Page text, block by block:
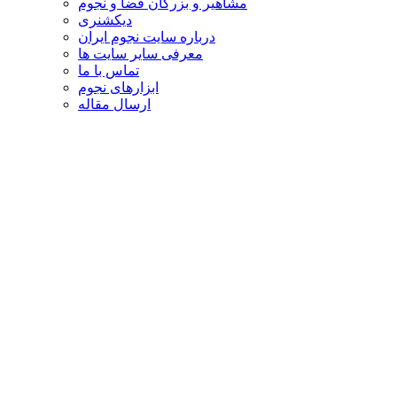
دیکشنری
درباره سایت نجوم ایران
معرفی سایر سایت ها
تماس با ما
ابزارهای نجوم
ارسال مقاله